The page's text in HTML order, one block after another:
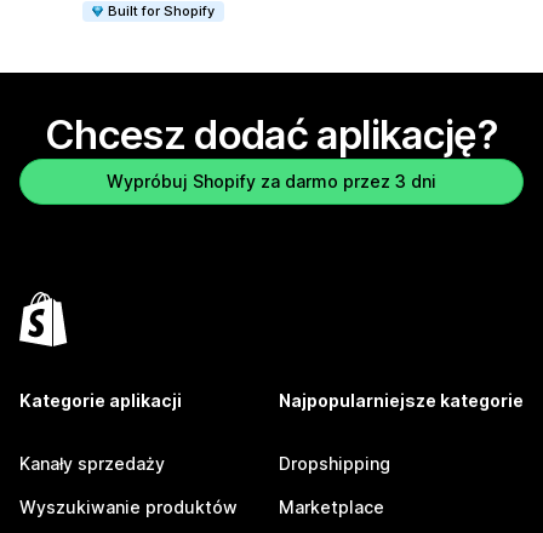
Built for Shopify
Chcesz dodać aplikację?
Wypróbuj Shopify za darmo przez 3 dni
Kategorie aplikacji
Kanały sprzedaży
Wyszukiwanie produktów
Najpopularniejsze kategorie
Dropshipping
Marketplace